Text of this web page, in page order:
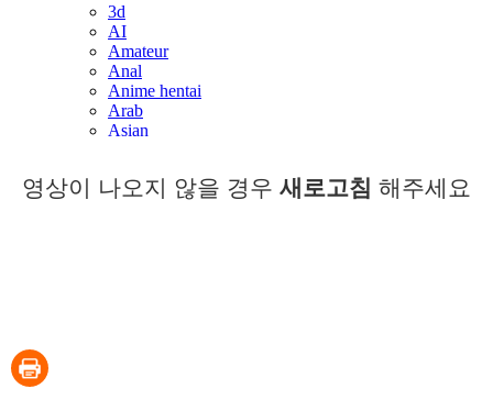
영상이 나오지 않을 경우 새로고침 해주세요